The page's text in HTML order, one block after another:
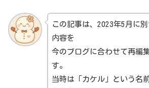
この記事は、2023年5月に
内容を
今のブログに合わせて再編
す。
当時は「カケル」という名